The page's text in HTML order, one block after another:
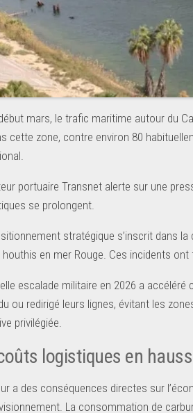
mars, le trafic maritime autour du
cette zone, contre environ 80
portuaire Transnet alerte sur une
se prolongent.
stratégique s’inscrit dans
houthis en mer Rouge. Ces incidents
escalade militaire en 2026 a
ou redirigé leurs lignes, évitant les
privilégiée.
logistiques en
a des conséquences directes sur
La consommation de